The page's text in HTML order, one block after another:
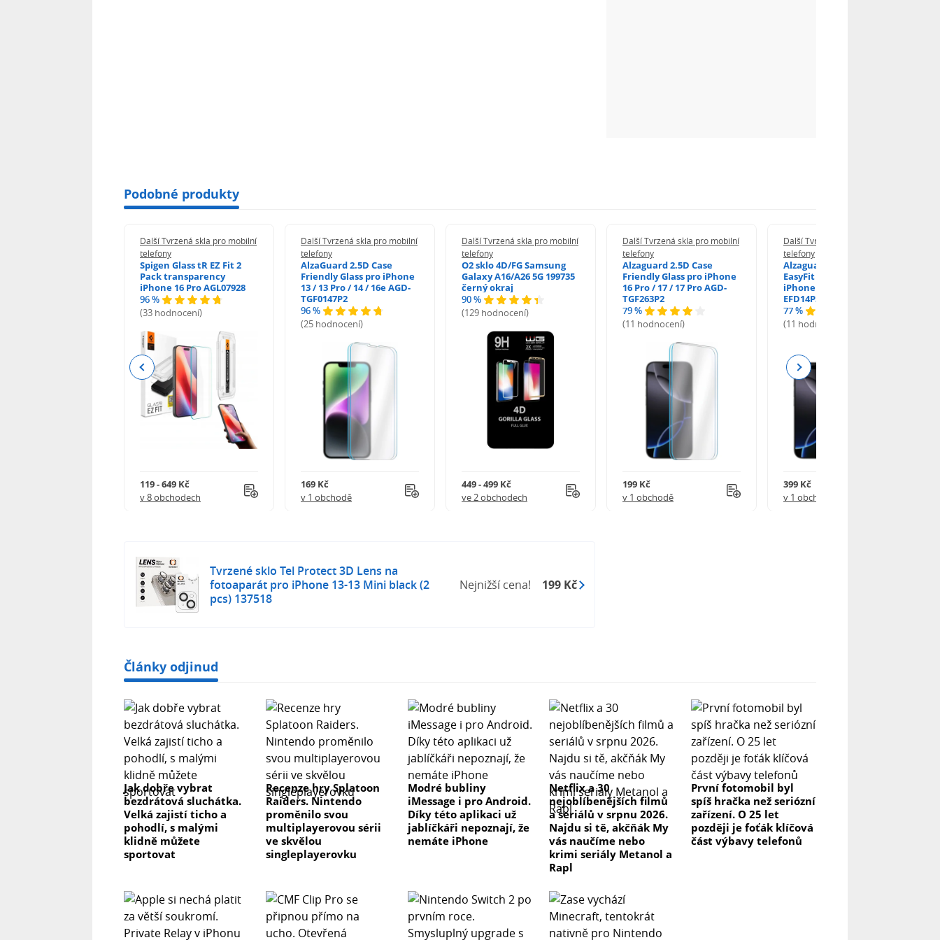
Podobné produkty
Další Tvrzená skla pro mobilní
telefony
Spigen Glass tR EZ Fit 2
Pack transparency
iPhone 16 Pro AGL07928
96 %
(33 hodnocení)
119 - 649 Kč
v 8 obchodech
Další Tvrzená skla pro mobilní
telefony
AlzaGuard 2.5D Case
Friendly Glass pro iPhone
13 / 13 Pro / 14 / 16e AGD-
TGF0147P2
96 %
(25 hodnocení)
169 Kč
v 1 obchodě
Další Tvrzená skla pro mobilní
telefony
O2 sklo 4D/FG Samsung
Galaxy A16/A26 5G 199735
černý okraj
90 %
(129 hodnocení)
449 - 499 Kč
ve 2 obchodech
Další Tvrzená skla pro mobilní
telefony
Alzaguard 2.5D Case
Friendly Glass pro iPhone
16 Pro / 17 / 17 Pro AGD-
TGF263P2
79 %
(11 hodnocení)
199 Kč
v 1 obchodě
Další Tvrzená skla pro mobilní
telefony
Alzaguard 2.5D Glass
EasyFit DustFree pro
iPhone 16 Pro / 17 AGD-
EFD14P3
77 %
(11 hodnocení)
399 Kč
v 1 obchodě
Previous Next
Tvrzené sklo Tel Protect 3D Lens na
fotoaparát pro iPhone 13-13 Mini black (2
pcs) 137518
Nejnižší cena! 199 Kč
Články odjinud
Jak dobře vybrat
bezdrátová sluchátka.
Velká zajistí ticho a
pohodlí, s malými
klidně můžete
sportovat
Recenze hry Splatoon
Raiders. Nintendo
proměnilo svou
multiplayerovou sérii
ve skvělou
singleplayerovku
Modré bubliny
iMessage i pro Android.
Díky této aplikaci už
jablíčkáři nepoznají, že
nemáte iPhone
Netflix a 30
nejoblíbenějších filmů
a seriálů v srpnu 2026.
Najdu si tě, akčňák My
vás naučíme nebo
krimi seriály Metanol a
Rapl
První fotomobil byl
spíš hračka než seriózní
zařízení. O 25 let
později je foťák klíčová
část výbavy telefonů